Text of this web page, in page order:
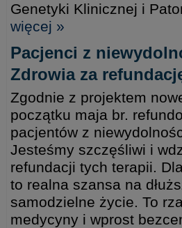
Genetyki Klinicznej i
więcej »
Pacjenci z
Zdrowia za
Zgodnie z projektem
początku maja br.
pacjentów z
Jesteśmy szczęśliwi i
refundacji tych terapii.
to realna szansa na
samodzielne życie. To
medycyny i wprost